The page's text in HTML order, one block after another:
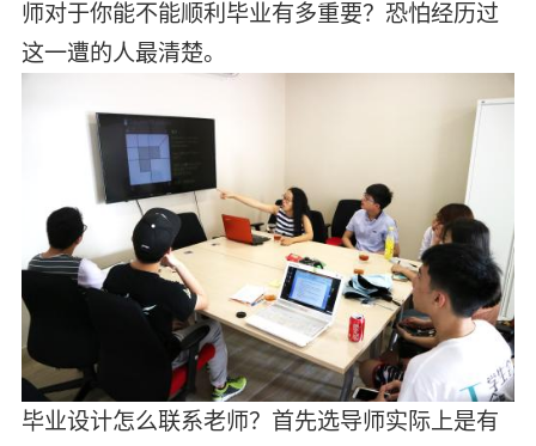
师对于你能不能顺利毕业有多重要？恐怕经历过
这一遭的人最清楚。
毕业设计怎么联系老师？首先选导师实际上是有